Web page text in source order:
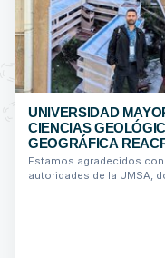
UNIVERSIDAD
CIENCIAS
GEOGRÁFICA
Estamos agradecidos
autoridades de la UMSA,